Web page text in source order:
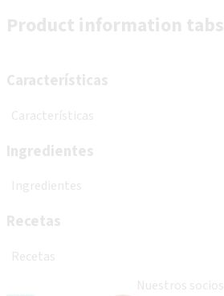
Product information tabs
Características
Características
Ingredientes
Ingredientes
Recetas
Recetas
Nuestros socios